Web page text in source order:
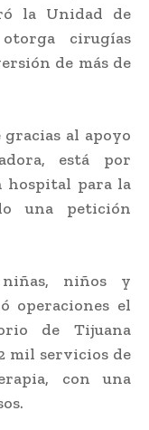
la Unidad de
otorga cirugías
de más de
al apoyo
está por
hospital para la
una petición
niñas, niños y
operaciones el
de Tijuana
mil servicios de
con una